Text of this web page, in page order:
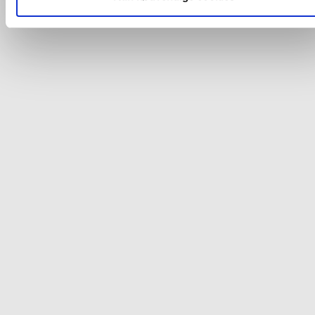
Du kan se mere om, hvordan vi behandler dine